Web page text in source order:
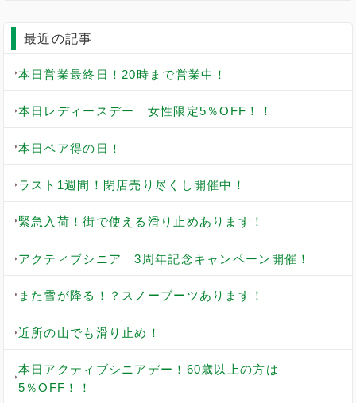
最近の記事
本日営業最終日！20時まで営業中！
本日レディースデー 女性限定5％OFF！！
本日ペア得の日！
ラスト1週間！閉店売り尽くし開催中！
緊急入荷！街で使える滑り止めあります！
アクティブシニア 3周年記念キャンペーン開催！
また雪が降る！？スノーブーツあります！
近所の山でも滑り止め！
本日アクティブシニアデー！60歳以上の方は
5％OFF！！